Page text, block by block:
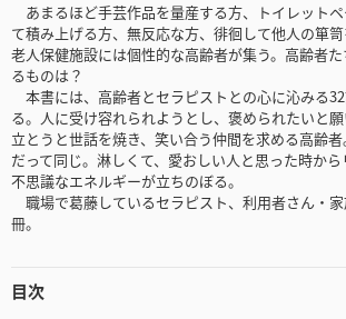
あまるほど手芸作品を量産する方、トイレット
て積み上げる方、無反応な方、徘徊して他人の箪
老人保健施設には個性的な高齢者が集う。高齢者
るものは？
本書には、高齢者とセラピストとの心に沁みる
る。人に受け容れられようとし、褒められたいと
立とうと世話を焼き、笑い合う仲間を求める高齢
だって同じ。淋しくて、愛おしい人と思った時か
不思議なエネルギーが立ちのぼる。
職場で葛藤しているセラピスト、利用者さん・家
冊。
目次